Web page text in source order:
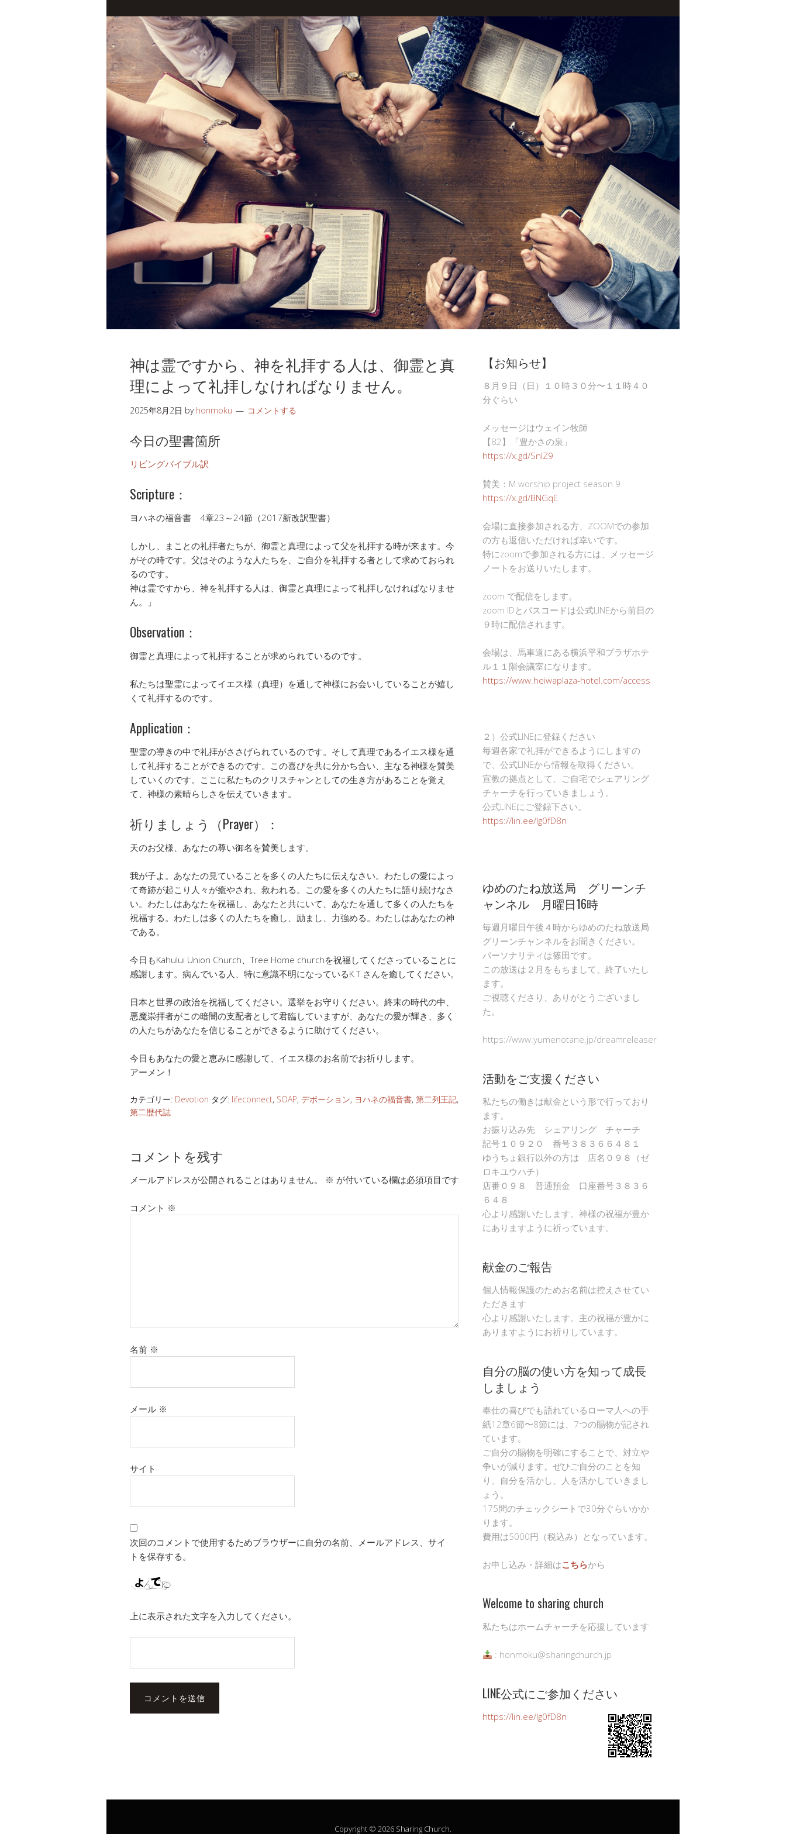
神は霊ですから、神を礼拝する人は、御霊と真
理によって礼拝しなければなりません。
2025年8月2日 by honmoku コメントする
今日の聖書箇所
リビングバイブル訳
Scripture：
ヨハネの福音書 4章23～24節（2017新改訳聖書）
しかし、まことの礼拝者たちが、御霊と真理によって父を礼拝する時が来ます。今
がその時です。父はそのような人たちを、ご自分を礼拝する者として求めておられ
るのです。
神は霊ですから、神を礼拝する人は、御霊と真理によって礼拝しなければなりませ
ん。」
Observation：
御霊と真理によって礼拝することが求められているのです。
私たちは聖霊によってイエス様（真理）を通して神様にお会いしていることが嬉し
くて礼拝するのです。
Application：
聖霊の導きの中で礼拝がささげられているのです。そして真理であるイエス様を通
して礼拝することができるのです。この喜びを共に分かち合い、主なる神様を賛美
していくのです。ここに私たちのクリスチャンとしての生き方があることを覚え
て、神様の素晴らしさを伝えていきます。
祈りましょう（Prayer）：
天のお父様、あなたの尊い御名を賛美します。
我が子よ。あなたの見ていることを多くの人たちに伝えなさい。わたしの愛によっ
て奇跡が起こり人々が癒やされ、救われる。この愛を多くの人たちに語り続けなさ
い。わたしはあなたを祝福し、あなたと共にいて、あなたを通して多くの人たちを
祝福する。わたしは多くの人たちを癒し、励まし、力強める。わたしはあなたの神
である。
今日もKahului Union Church、Tree Home churchを祝福してくださっていることに
感謝します。病んでいる人、特に意識不明になっているK.T.さんを癒してください。
日本と世界の政治を祝福してください。選挙をお守りください。終末の時代の中、
悪魔崇拝者がこの暗闇の支配者として君臨していますが、あなたの愛が輝き、多く
の人たちがあなたを信じることができるように助けてください。
今日もあなたの愛と恵みに感謝して、イエス様のお名前でお祈りします。
アーメン！
カテゴリー: Devotion タグ: lifeconnect, SOAP, デボーション, ヨハネの福音書, 第二列王記,
第二歴代誌
コメントを残す
メールアドレスが公開されることはありません。 ※ が付いている欄は必須項目です
コメント ※
名前 ※
メール ※
サイト
次回のコメントで使用するためブラウザーに自分の名前、メールアドレス、サイ
トを保存する。
上に表示された文字を入力してください。
【お知らせ】
８月９日（日）１０時３０分〜１１時４０
分ぐらい
メッセージはウェイン牧師
【82】「豊かさの泉」
https://x.gd/SnlZ9
賛美：M worship project season 9
https://x.gd/BNGqE
会場に直接参加される方、ZOOMでの参加
の方も返信いただければ幸いです。
特にzoomで参加される方には、メッセージ
ノートをお送りいたします。
zoom で配信をします。
zoom IDとパスコードは公式LINEから前日の
９時に配信されます。
会場は、馬車道にある横浜平和プラザホテ
ル１１階会議室になります。
https://www.heiwaplaza-hotel.com/access
２）公式LINEに登録ください
毎週各家で礼拝ができるようにしますの
で、公式LINEから情報を取得ください。
宣教の拠点として、ご自宅でシェアリング
チャーチを行っていきましょう。
公式LINEにご登録下さい。
https://lin.ee/Ig0fD8n
ゆめのたね放送局 グリーンチ
ャンネル 月曜日16時
毎週月曜日午後４時からゆめのたね放送局
グリーンチャンネルをお聞きください。
パーソナリティは篠田です。
この放送は２月をもちまして、終了いたし
ます。
ご視聴くださり、ありがとうございまし
た。
https://www.yumenotane.jp/dreamreleaser
活動をご支援ください
私たちの働きは献金という形で行っており
ます。
お振り込み先 シェアリング チャーチ
記号１０９２０ 番号３８３６６４８１
ゆうちょ銀行以外の方は 店名０９８（ゼ
ロキユウハチ）
店番０９８ 普通預金 口座番号３８３６
６４８
心より感謝いたします。神様の祝福が豊か
にありますように祈っています。
献金のご報告
個人情報保護のためお名前は控えさせてい
ただきます
心より感謝いたします。主の祝福が豊かに
ありますようにお祈りしています。
自分の脳の使い方を知って成長
しましょう
奉仕の喜びでも語れているローマ人への手
紙12章6節〜8節には、7つの賜物が記され
ています。
ご自分の賜物を明確にすることで、対立や
争いが減ります。ぜひご自分のことを知
り、自分を活かし、人を活かしていきまし
ょう。
175問のチェックシートで30分ぐらいかか
ります。
費用は5000円（税込み）となっています。
お申し込み・詳細はこちらから
Welcome to sharing church
私たちはホームチャーチを応援しています
: honmoku@sharingchurch.jp
LINE公式にご参加ください
https://lin.ee/Ig0fD8n
Copyright © 2026 Sharing Church.